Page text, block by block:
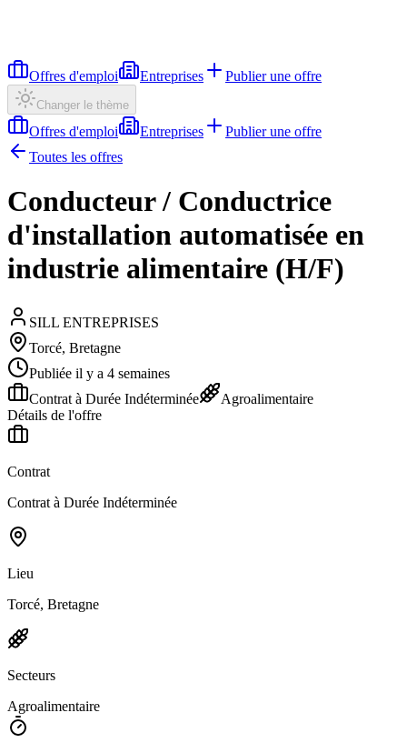
Offres d'emploi Entreprises Publier une offre
Changer le thème
Offres d'emploi Entreprises
Publier une offre
Toutes les offres
Conducteur / Conductrice
d'installation automatisée en
industrie alimentaire (H/F)
SILL ENTREPRISES
Torcé, Bretagne
Publiée il y a 4 semaines
Contrat à Durée Indéterminée
Agroalimentaire
Détails de l'offre
Contrat
Contrat à Durée Indéterminée
Lieu
Torcé, Bretagne
Secteurs
Agroalimentaire